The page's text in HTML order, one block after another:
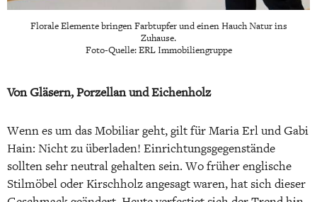
Florale Elemente bringen Farbtupfer und einen Hauch Natur ins
Zuhause.
Foto-Quelle: ERL Immobiliengruppe
Von Gläsern, Porzellan und Eichenholz
Wenn es um das Mobiliar geht, gilt für Maria Erl und Gabi
Hain: Nicht zu überladen! Einrichtungsgegenstände
sollten sehr neutral gehalten sein. Wo früher englische
Stilmöbel oder Kirschholz angesagt waren, hat sich dieser